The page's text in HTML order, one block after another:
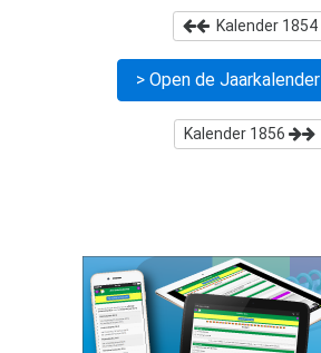
Kalender 1854
> Open de Jaarkalender
Kalender 1856